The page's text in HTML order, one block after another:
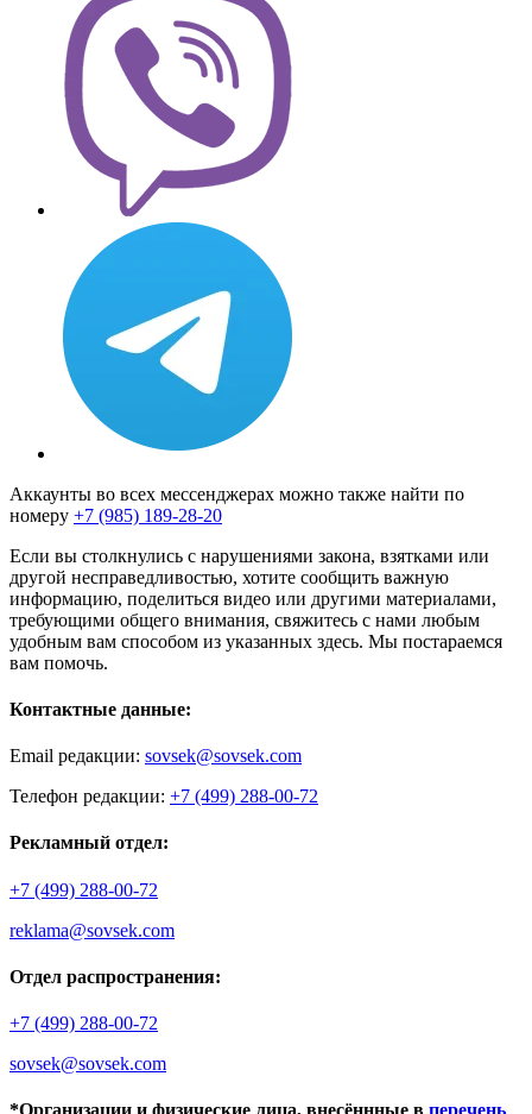
Аккаунты во всех мессенджерах можно также найти по
номеру +7 (985) 189-28-20
Если вы столкнулись с нарушениями закона, взятками или
другой несправедливостью, хотите сообщить важную
информацию, поделиться видео или другими материалами,
требующими общего внимания, свяжитесь с нами любым
удобным вам способом из указанных здесь. Мы постараемся
вам помочь.
Контактные данные:
Email редакции: sovsek@sovsek.com
Телефон редакции: +7 (499) 288-00-72
Рекламный отдел:
+7 (499) 288-00-72
reklama@sovsek.com
Отдел распространения:
+7 (499) 288-00-72
sovsek@sovsek.com